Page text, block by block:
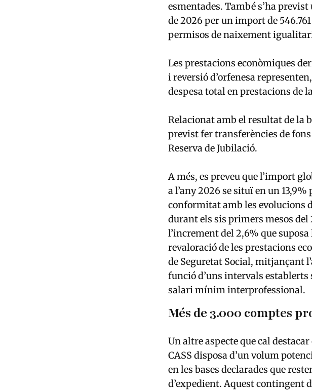
esmentades. També s’ha
de 2026 per un import de
permisos de naixement
Les prestacions econòmiques
i reversió d’orfenesa
despesa total en prestacions de
Relacionat amb el resultat de la
previst fer transferències de fons
Reserva de Jubilació.
A més, es preveu que l’import
a l’any 2026 se situï en un
conformitat amb les evolucions
durant els sis primers mesos del
l’increment del 2,6% que
revaloració de les prestacions
de Seguretat Social, mitjançant
funció d’uns intervals establerts
salari mínim interprofessional.
Més de 3.000 comptes
Un altre aspecte que cal
CASS disposa d’un volum
en les bases declarades que
d’expedient. Aquest contingent